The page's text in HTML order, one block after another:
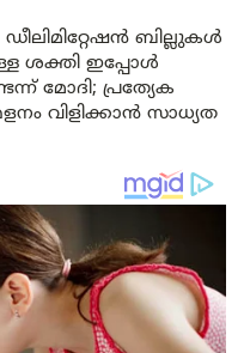
ബില്ലുകൾ
ശക്തി ഇപ്പോൾ
മോദി; പ്രത്യേക
വിളിക്കാൻ സാധ്യത